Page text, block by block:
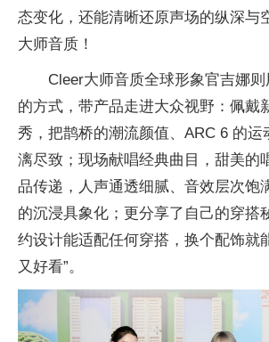
态变化，还能清晰还原声场的纵深与
大师音质！
Cleer大师音质全球形象官吉娜
的方式，带产品走进大众视野：佩戴
秀，把鹊桥的潮流颜值、ARC 6 的运
漓尽致；现场献唱经典曲目，甜美的
品传递，人声通透细腻、音效层次饱
的沉浸具象化；更分享了自己的穿搭
约设计能适配任何穿搭，换个配饰就
又好看”。